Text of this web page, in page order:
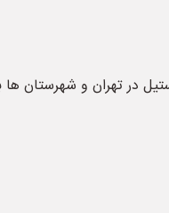
در تهران و شهرستان